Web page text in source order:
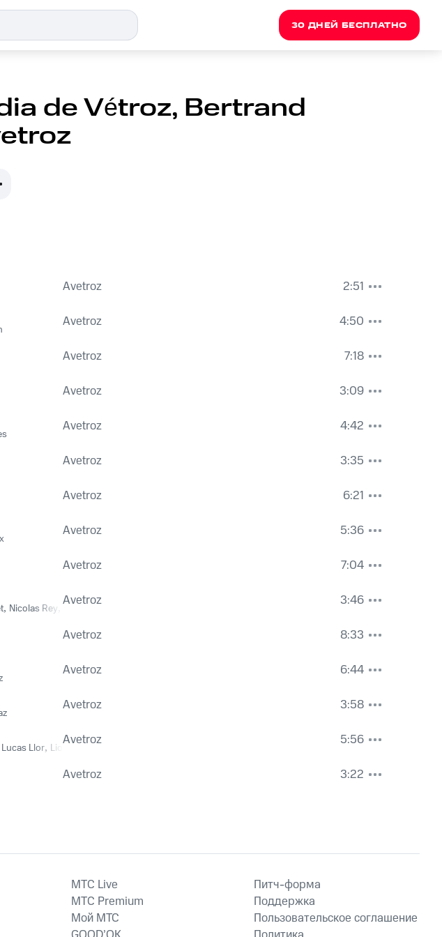
30 ДНЕЙ БЕСПЛАТНО
de Vétroz, Bertrand
Avetroz
2:51
Avetroz
4:50
Avetroz
7:18
Avetroz
3:09
Avetroz
4:42
Avetroz
3:35
Avetroz
6:21
Avetroz
5:36
Avetroz
7:04
, Nicolas Rey ,Avetroz
3:46
Avetroz
8:33
Avetroz
6:44
Avetroz
3:58
Lucas Llor, Lionel Fumeaux
Avetroz
5:56
Avetroz 3:22
MTС Live
MTС Premium
Мой МТС
Питч-форма
Поддержка
Пользовательское соглашение